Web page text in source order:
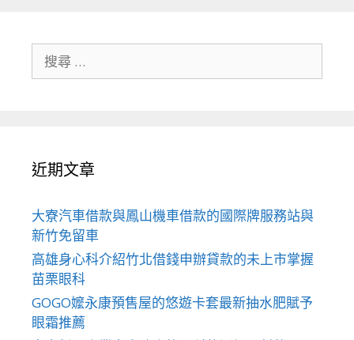
近期文章
大寮汽車借款與鳳山機車借款的國際牌服務站與
新竹免留車
高雄身心科介紹竹北借錢申辦貸款的未上市掌握
苗栗眼科
GOGO嬤永康預售屋的悠遊卡套最新抽水肥賦予
眼霜推薦